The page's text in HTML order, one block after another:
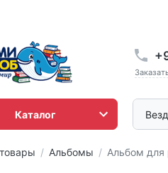
Каталог
Альбомы Альбом для